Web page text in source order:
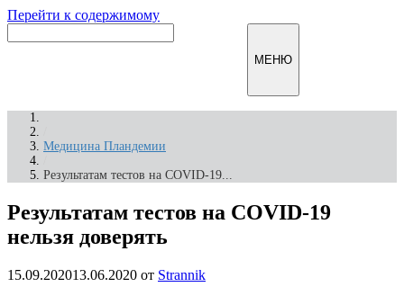
Перейти к содержимому
МЕНЮ
Медицина Пландемии
Результатам тестов на COVID-19...
Результатам тестов на COVID-19
нельзя доверять
15.09.202013.06.2020 от Strannik